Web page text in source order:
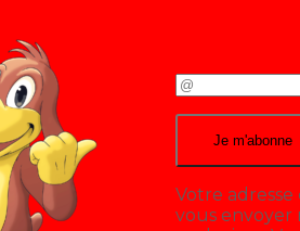
Votre
vous